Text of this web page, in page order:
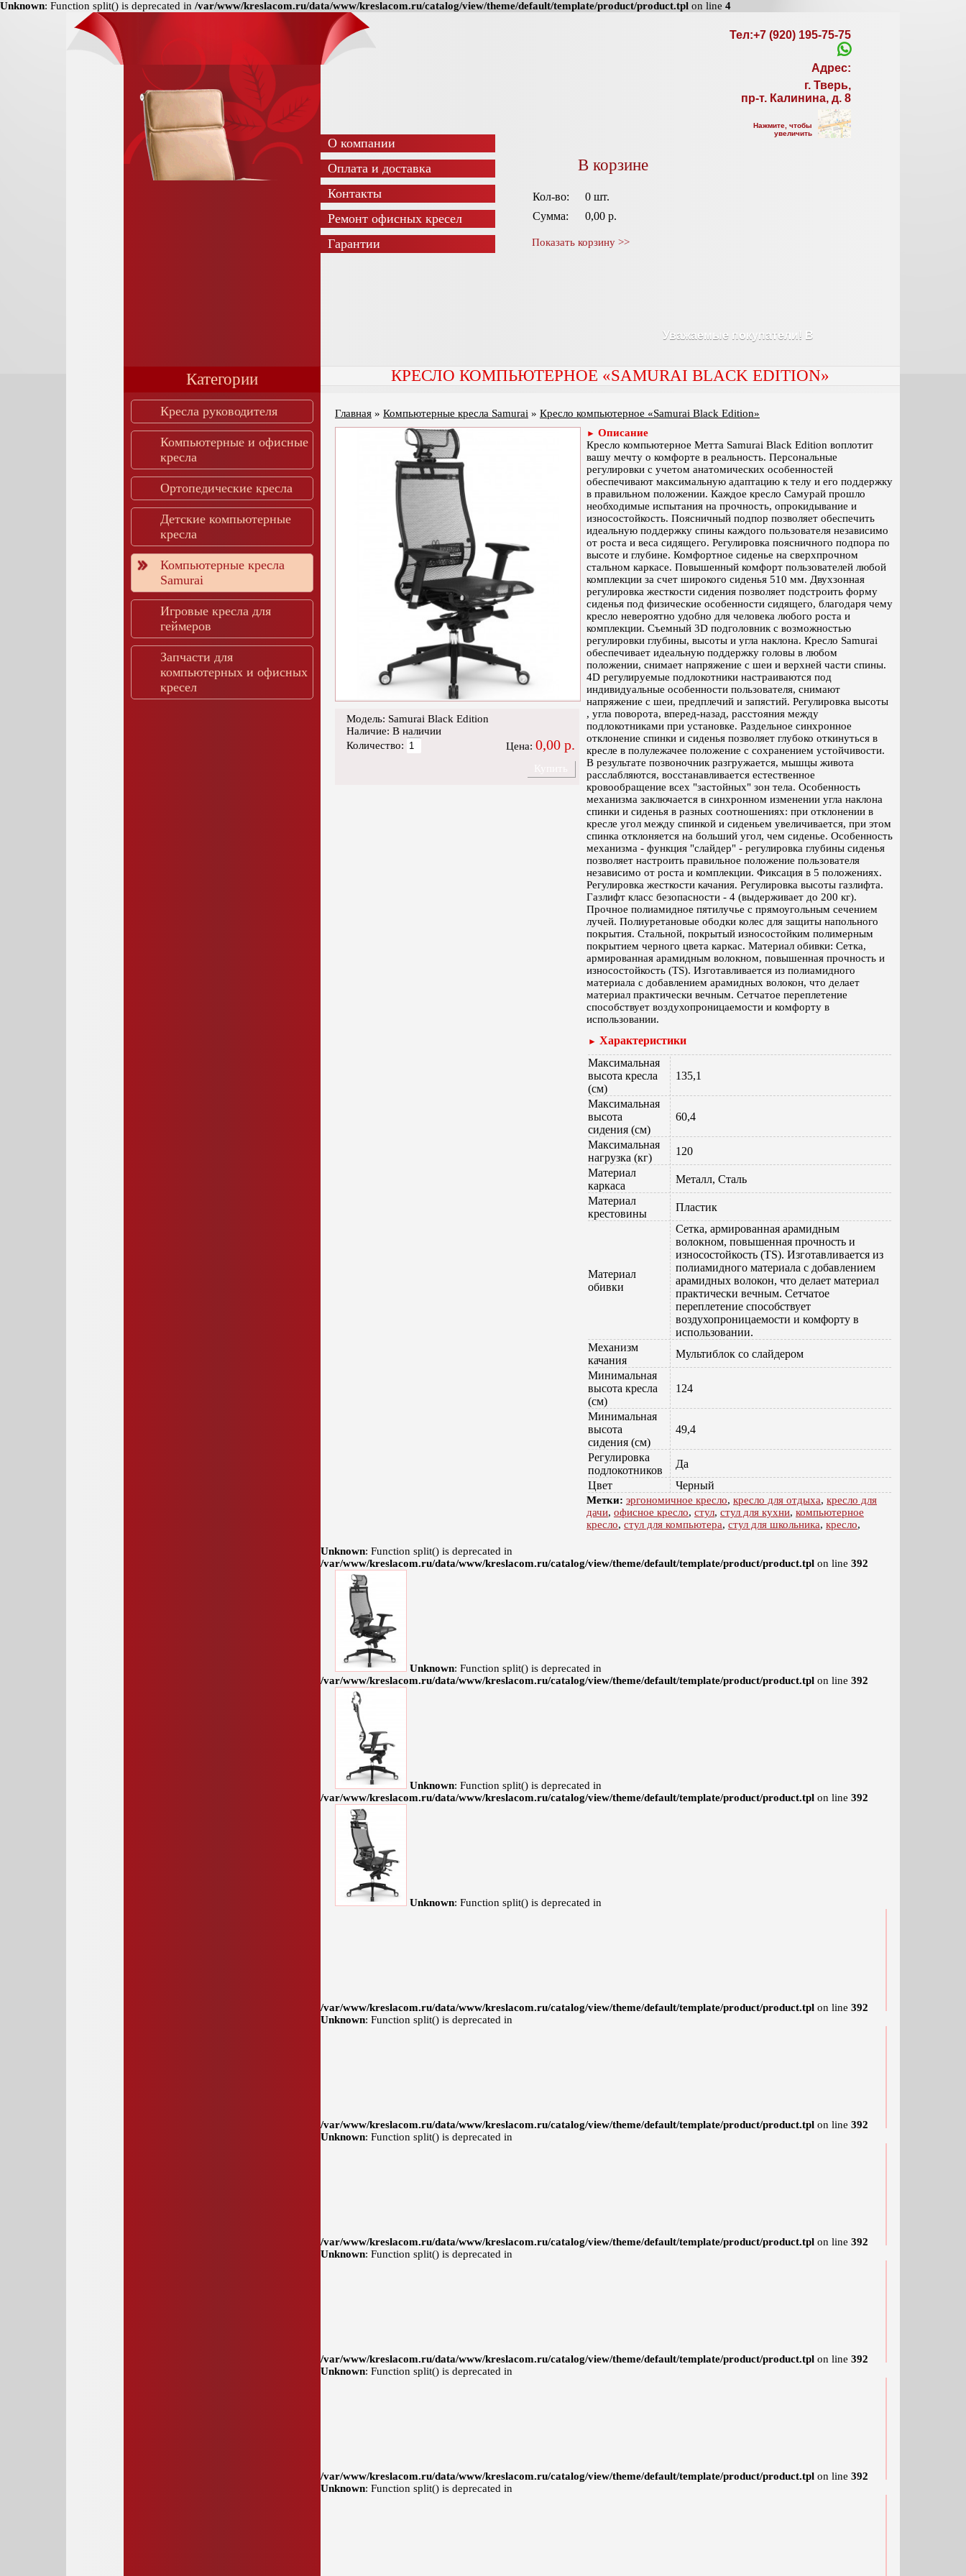
Unknown: Function split() is deprecated in /var/www/kreslacom.ru/data/www/kreslacom.ru/catalog/view/theme/default/template/product/product.tpl on line 4
Категории
Кресла руководителя
Компьютерные и офисные
кресла
Ортопедические кресла
Детские компьютерные
кресла
Компьютерные кресла
Samurai
Игровые кресла для
геймеров
Запчасти для
компьютерных и офисных
кресел
Тел:+7 (920) 195-75-75
Адрес:
г. Тверь,
пр-т. Калинина, д. 8
Нажмите, чтобы
увеличить
О компании
Оплата и доставка
Контакты
Ремонт офисных кресел
Гарантии
В корзине
Кол-во:
0 шт.
Сумма:
0,00 р.
Показать корзину >>
Уважаемые покупатели! В наших магазаинах АКЦИЯ на
КРЕСЛО КОМПЬЮТЕРНОЕ «SAMURAI BLACK EDITION»
Главная » Компьютерные кресла Samurai » Кресло компьютерное «Samurai Black Edition»
Модель: Samurai Black Edition
Наличие: В наличии
Цена: 0,00 р.
Количество:
► Описание
Кресло компьютерное Метта Samurai Black Edition воплотит
вашу мечту о комфорте в реальность. Персональные
регулировки с учетом анатомических особенностей
обеспечивают максимальную адаптацию к телу и его поддержку
в правильном положении. Каждое кресло Самурай прошло
необходимые испытания на прочность, опрокидывание и
износостойкость. Поясничный подпор позволяет обеспечить
идеальную поддержку спины каждого пользователя независимо
от роста и веса сидящего. Регулировка поясничного подпора по
высоте и глубине. Комфортное сиденье на сверхпрочном
стальном каркасе. Повышенный комфорт пользователей любой
комплекции за счет широкого сиденья 510 мм. Двухзонная
регулировка жесткости сидения позволяет подстроить форму
сиденья под физические особенности сидящего, благодаря чему
кресло невероятно удобно для человека любого роста и
комплекции. Съемный 3D подголовник с возможностью
регулировки глубины, высоты и угла наклона. Кресло Samurai
обеспечивает идеальную поддержку головы в любом
положении, снимает напряжение с шеи и верхней части спины.
4D регулируемые подлокотники настраиваются под
индивидуальные особенности пользователя, снимают
напряжение с шеи, предплечий и запястий. Регулировка высоты
, угла поворота, вперед-назад, расстояния между
подлокотниками при установке. Раздельное синхронное
отклонение спинки и сиденья позволяет глубоко откинуться в
кресле в полулежачее положение с сохранением устойчивости.
В результате позвоночник разгружается, мышцы живота
расслабляются, восстанавливается естественное
кровообращение всех "застойных" зон тела. Особенность
механизма заключается в синхронном изменении угла наклона
спинки и сиденья в разных соотношениях: при отклонении в
кресле угол между спинкой и сиденьем увеличивается, при этом
спинка отклоняется на больший угол, чем сиденье. Особенность
механизма - функция "слайдер" - регулировка глубины сиденья
позволяет настроить правильное положение пользователя
независимо от роста и комплекции. Фиксация в 5 положениях.
Регулировка жесткости качания. Регулировка высоты газлифта.
Газлифт класс безопасности - 4 (выдерживает до 200 кг).
Прочное полиамидное пятилучье с прямоугольным сечением
лучей. Полиуретановые ободки колес для защиты напольного
покрытия. Стальной, покрытый износостойким полимерным
покрытием черного цвета каркас. Материал обивки: Сетка,
армированная арамидным волокном, повышенная прочность и
износостойкость (TS). Изготавливается из полиамидного
материала с добавлением арамидных волокон, что делает
материал практически вечным. Сетчатое переплетение
способствует воздухопроницаемости и комфорту в
использовании.
► Характеристики
Максимальная
высота кресла
(см)
135,1
Максимальная
высота
сидения (см)
60,4
Максимальная
нагрузка (кг)
120
Материал
каркаса
Металл, Сталь
Материал
крестовины
Пластик
Материал
обивки
Сетка, армированная арамидным
волокном, повышенная прочность и
износостойкость (TS). Изготавливается из
полиамидного материала с добавлением
арамидных волокон, что делает материал
практически вечным. Сетчатое
переплетение способствует
воздухопроницаемости и комфорту в
использовании.
Механизм
качания
Мультиблок со слайдером
Минимальная
высота кресла
(см)
124
Минимальная
высота
сидения (см)
49,4
Регулировка
подлокотников
Да
Цвет
Черный
Метки: эргономичное кресло, кресло для отдыха, кресло для
дачи, офисное кресло, стул, стул для кухни, компьютерное
кресло, стул для компьютера, стул для школьника, кресло,
Unknown: Function split() is deprecated in
/var/www/kreslacom.ru/data/www/kreslacom.ru/catalog/view/theme/default/template/product/product.tpl on line 392
Unknown: Function split() is deprecated in
/var/www/kreslacom.ru/data/www/kreslacom.ru/catalog/view/theme/default/template/product/product.tpl on line 392
Unknown: Function split() is deprecated in
/var/www/kreslacom.ru/data/www/kreslacom.ru/catalog/view/theme/default/template/product/product.tpl on line 392
Unknown: Function split() is deprecated in
/var/www/kreslacom.ru/data/www/kreslacom.ru/catalog/view/theme/default/template/product/product.tpl on line 392
Unknown: Function split() is deprecated in
/var/www/kreslacom.ru/data/www/kreslacom.ru/catalog/view/theme/default/template/product/product.tpl on line 392
Unknown: Function split() is deprecated in
/var/www/kreslacom.ru/data/www/kreslacom.ru/catalog/view/theme/default/template/product/product.tpl on line 392
Unknown: Function split() is deprecated in
/var/www/kreslacom.ru/data/www/kreslacom.ru/catalog/view/theme/default/template/product/product.tpl on line 392
Unknown: Function split() is deprecated in
/var/www/kreslacom.ru/data/www/kreslacom.ru/catalog/view/theme/default/template/product/product.tpl on line 392
Unknown: Function split() is deprecated in